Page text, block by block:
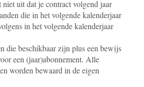
niet uit dat je contract volgend jaar
die in het volgende kalenderjaar
in het volgende kalenderjaar
die beschikbaar zijn plus een bewijs
een (jaar)abonnement. Alle
worden bewaard in de eigen